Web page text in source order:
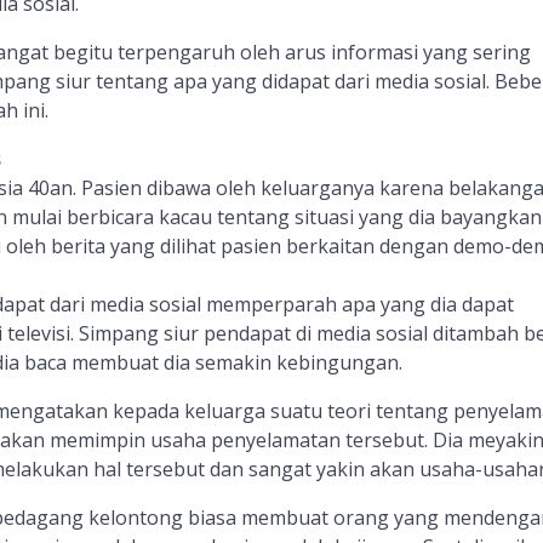
begitu terpengaruh oleh arus informasi yang sering
siur tentang apa yang didapat dari media sosial.
ini.
40an. Pasien dibawa oleh keluarganya karena
berbicara kacau tentang situasi yang dia
berita yang dilihat pasien berkaitan dengan demo-
dari media sosial memperparah apa yang dia dapat
Simpang siur pendapat di media sosial ditambah
baca membuat dia semakin kebingungan.
kepada keluarga suatu teori tentang
memimpin usaha penyelamatan tersebut. Dia
hal tersebut dan sangat yakin akan usaha-
kelontong biasa membuat orang yang